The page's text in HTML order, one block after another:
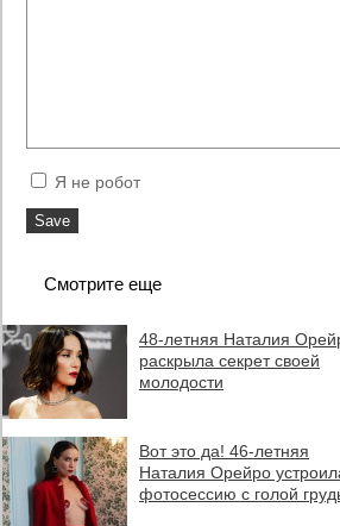
Я не робот
Смотрите еще
48-летняя Наталия
раскрыла секрет своей
молодости
Вот это да! 46-летняя
Наталия Орейро
фотосессию с голой